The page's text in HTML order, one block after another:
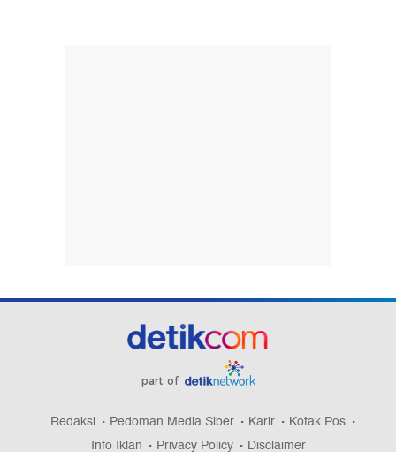
part of
Redaksi Pedoman Media Siber Karir
Kotak Pos
Info Iklan
Privacy Policy Disclaimer